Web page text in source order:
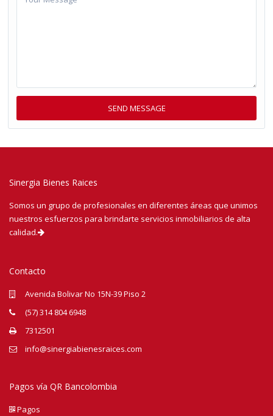
Sinergia Bienes Raices
Somos un grupo de profesionales en diferentes áreas que unimos
nuestros esfuerzos para brindarte servicios inmobiliarios de alta
calidad.
Contacto
Avenida Bolivar No 15N-39 Piso 2
(57) 314 804 6948
7312501
info@sinergiabienesraices.com
Pagos vía QR Bancolombia
Pagos